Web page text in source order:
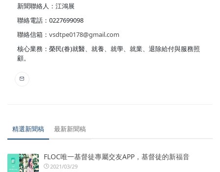
新聞聯絡人：江鴻展
聯絡電話：0227699098
聯絡信箱： vsdtpe0178@gmail.com
核心業務：榮民(眷)就醫、就養、就學、就業、退除給付與服務照
顧。
精選新聞稿 最新新聞稿
FLOC唯一基督徒專屬交友APP，基督徒的新福音
2021/03/29